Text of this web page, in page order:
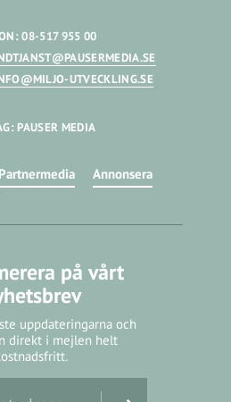
08-517 955 00
UTVECKLING.SE
PAUSER MEDIA
Partnermedia Annonsera
på vårt
uppdateringarna och
direkt i mejlen helt